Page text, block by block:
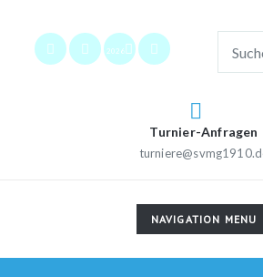
2026
Turnier-Anfragen
TOGGLE
NAVIGATION
NAVIGATION MENU